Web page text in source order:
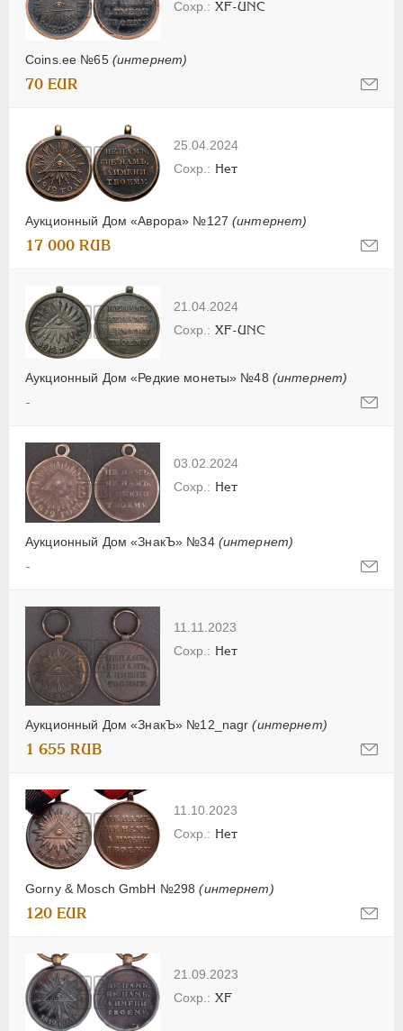
Coins.ee №65 (интернет)
XF-UNC
70 EUR
25.04.2024
Аукционный Дом «Аврора» №127(интернет)
Нет
17 000 RUB
21.04.2024
Аукционный Дом «Редкие монеты» №48 (интернет)
XF-UNC
-
03.02.2024
Аукционный Дом «ЗнакЪ» №34 (интернет)
Нет
-
11.11.2023
Аукционный Дом «ЗнакЪ» №12_nagr(интернет)
Нет
1 655 RUB
11.10.2023
Gorny & Mosch GmbH №298(интернет)
Нет
120 EUR
21.09.2023
XF